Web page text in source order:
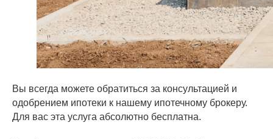
Вы всегда можете обратиться за консультацией и
одобрением ипотеки к нашему ипотечному брокеру.
Для вас эта услуга абсолютно бесплатна.